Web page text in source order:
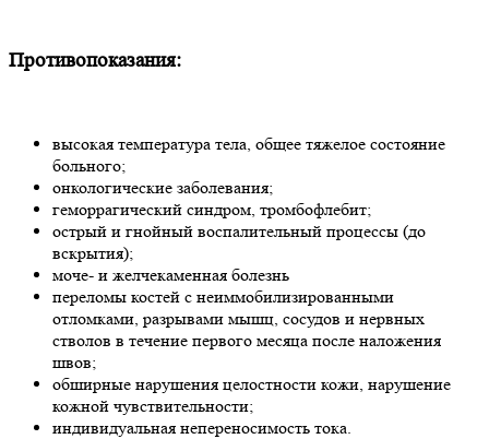
Противопоказания:
высокая температура тела, общее тяжелое состояние
больного;
онкологические заболевания;
геморрагический синдром, тромбофлебит;
острый и гнойный воспалительный процессы (до
вскрытия);
моче- и желчекаменная болезнь
переломы костей с неиммобилизированными
отломками, разрывами мышц, сосудов и нервных
стволов в течение первого месяца после наложения
швов;
обширные нарушения целостности кожи, нарушение
кожной чувствительности;
индивидуальная непереносимость тока.